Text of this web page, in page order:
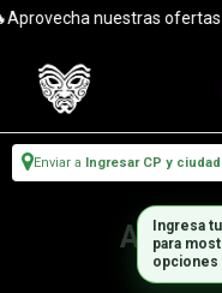
nuestras ofertas
Enviar a Ingresar CP y ciudad
Ingresa
para
opciones